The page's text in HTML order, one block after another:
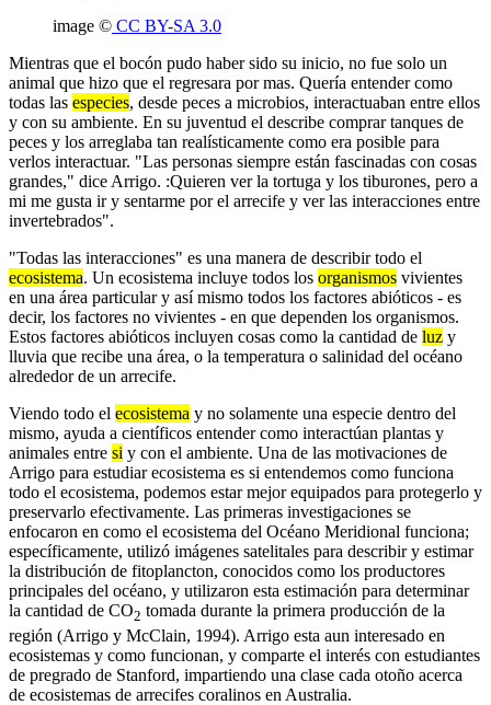
image © CC BY-SA 3.0
Mientras que el bocón pudo haber sido su inicio, no fue solo un
animal que hizo que el regresara por mas. Quería entender como
todas las especies, desde peces a microbios, interactuaban entre ellos
y con su ambiente. En su juventud el describe comprar tanques de
peces y los arreglaba tan realísticamente como era posible para
verlos interactuar. "Las personas siempre están fascinadas con cosas
grandes," dice Arrigo. :Quieren ver la tortuga y los tiburones, pero a
mi me gusta ir y sentarme por el arrecife y ver las interacciones entre
invertebrados".
"Todas las interacciones" es una manera de describir todo el
ecosistema. Un ecosistema incluye todos los organismos vivientes
en una área particular y así mismo todos los factores abióticos - es
decir, los factores no vivientes - en que dependen los organismos.
Estos factores abióticos incluyen cosas como la cantidad de luz y
lluvia que recibe una área, o la temperatura o salinidad del océano
alrededor de un arrecife.
Viendo todo el ecosistema y no solamente una especie dentro del
mismo, ayuda a científicos entender como interactúan plantas y
animales entre si y con el ambiente. Una de las motivaciones de
Arrigo para estudiar ecosistema es si entendemos como funciona
todo el ecosistema, podemos estar mejor equipados para protegerlo y
preservarlo efectivamente. Las primeras investigaciones se
enfocaron en como el ecosistema del Océano Meridional funciona;
específicamente, utilizó imágenes satelitales para describir y estimar
la distribución de fitoplancton, conocidos como los productores
principales del océano, y utilizaron esta estimación para determinar
la cantidad de CO2 tomada durante la primera producción de la
región (Arrigo y McClain, 1994). Arrigo esta aun interesado en
ecosistemas y como funcionan, y comparte el interés con estudiantes
de pregrado de Stanford, impartiendo una clase cada otoño acerca
de ecosistemas de arrecifes coralinos en Australia.